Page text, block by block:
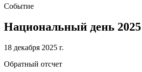
Событие
Национальный день 2025
18 декабря 2025 г.
Обратный отсчет